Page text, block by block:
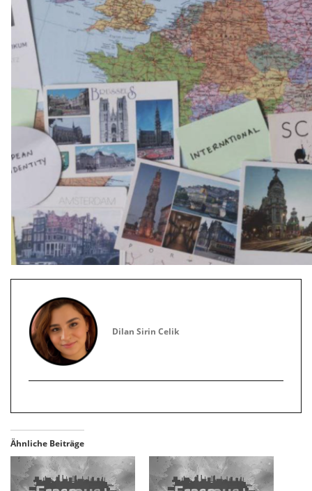
Dilan Sirin Celik
Ähnliche Beiträge